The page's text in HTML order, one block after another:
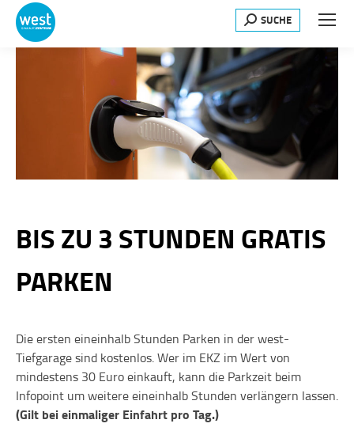
Search:
SUCHE
BIS ZU 3 STUNDEN GRATIS
PARKEN
Die ersten eineinhalb Stunden Parken in der west-
Tiefgarage sind kostenlos. Wer im EKZ im Wert von
mindestens 30 Euro einkauft, kann die Parkzeit beim
Infopoint um weitere eineinhalb Stunden verlängern lassen.
(Gilt bei einmaliger Einfahrt pro Tag.)